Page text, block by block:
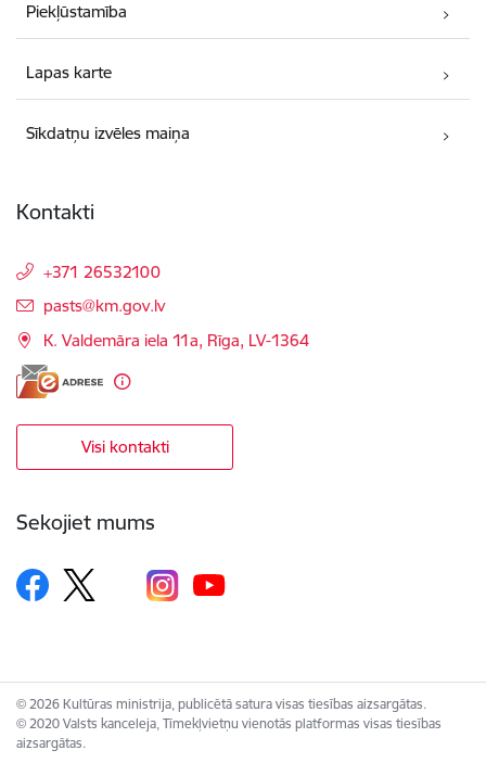
Piekļūstamība
Lapas karte
Sīkdatņu izvēles maiņa
Kontakti
+371 26532100
E-pasts:
pasts@km.gov.lv
K. Valdemāra iela 11a, Rīga, LV-1364
Visi kontakti
Sekojiet mums
© 2026 Kultūras ministrija, publicētā satura visas tiesības aizsargātas.
© 2020 Valsts kanceleja, Tīmekļvietņu vienotās platformas visas tiesības
aizsargātas.